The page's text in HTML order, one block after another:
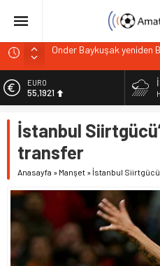
Önder Baykuşak yeniden
Kulaksız Okspor’da
Barış Şahin Beyoğlu
Tahtakale Kartalları’ndan
ziyaret
Zeytinburnuspor
EURO
55,1921
6.659,09
BİST
13.779,39
47,7155
İstanbul
transfer
Anasayfa » Manşet » İstanbul